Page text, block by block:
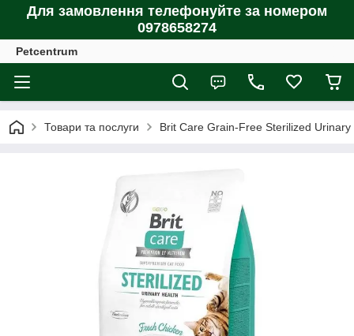
Для замовлення телефонуйте за номером
0978658274
Petcentrum
Товари та послуги Brit Care Grain-Free Sterilized Urinary